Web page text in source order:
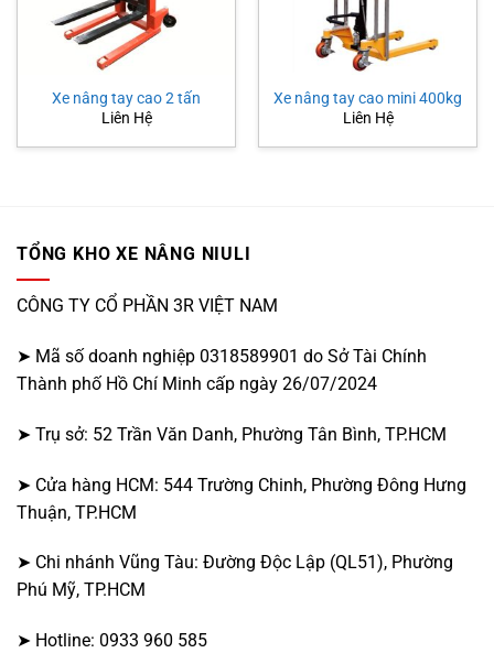
Xe nâng tay cao 2 tấn
Liên Hệ
Xe nâng tay cao mini 400kg
Liên Hệ
TỔNG KHO XE NÂNG NIULI
CÔNG TY CỔ PHẦN 3R VIỆT NAM
➤ Mã số doanh nghiệp 0318589901 do Sở Tài Chính
Thành phố Hồ Chí Minh cấp ngày 26/07/2024
➤ Trụ sở: 52 Trần Văn Danh, Phường Tân Bình, TP.HCM
➤ Cửa hàng HCM: 544 Trường Chinh, Phường Đông Hưng
Thuận, TP.HCM
➤ Chi nhánh Vũng Tàu: Đường Độc Lập (QL51), Phường
Phú Mỹ, TP.HCM
➤ Hotline: 0933 960 585